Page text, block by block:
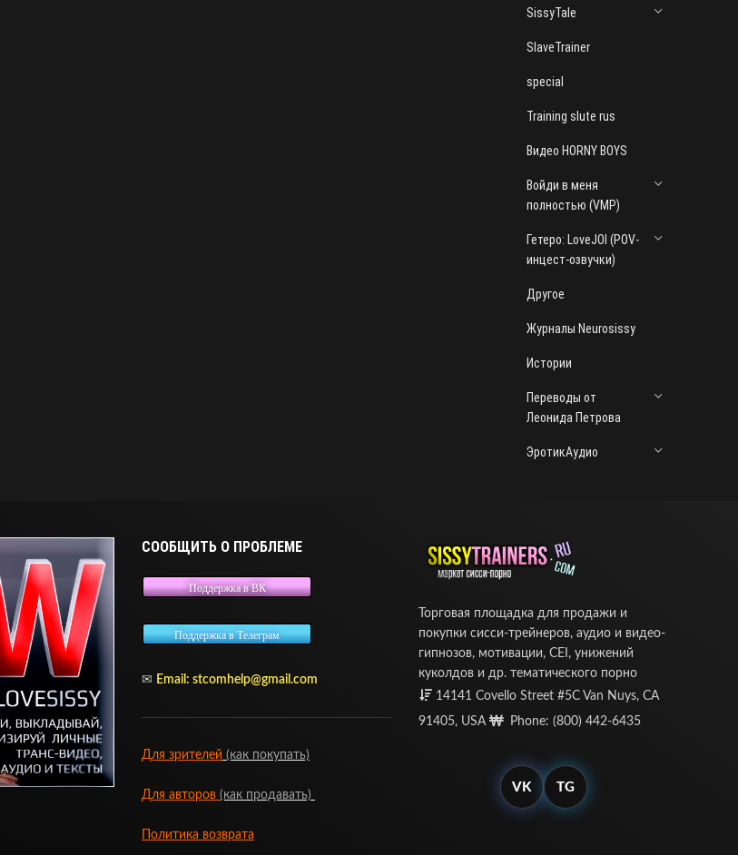
SissyTale
SlaveTrainer
special
Training slute rus
Видео HORNY BOYS
Войди в меня
полностью (VMP)
Гетеро: LoveJOI (POV-
инцест-озвучки)
Другое
Журналы Neurosissy
Истории
Переводы от
Леонида Петрова
ЭротикАудио
СООБЩИТЬ О ПРОБЛЕМЕ
Поддержка в ВК
Поддержка в Телеграм
✉ Email: stcomhelp@gmail.com
Для зрителей (как покупать)
Для авторов (как продавать)
Политика возврата
Торговая площадка для продажи и
покупки сисси-трейнеров, аудио и видео-
гипнозов, мотивации, CEI, унижений
куколдов и др. тематического порно
14141 Covello Street #5C Van Nuys, CA
91405, USA
Phone: (800) 442-6435
VK TG